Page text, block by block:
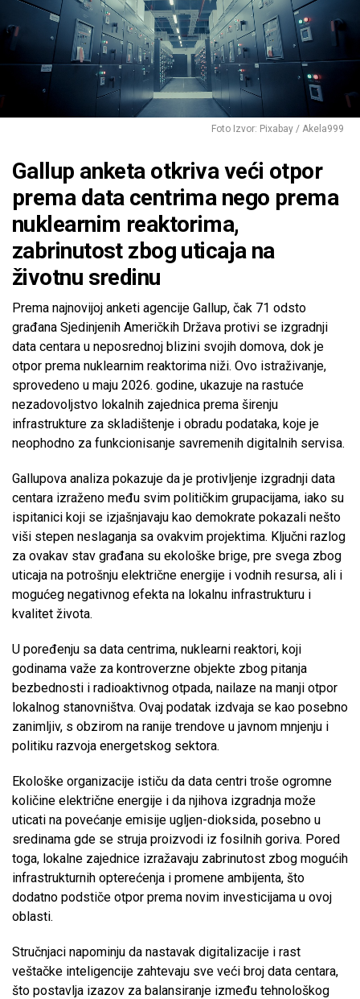
Foto Izvor: Pixabay / Akela999
Gallup anketa otkriva veći otpor
prema data centrima nego prema
nuklearnim reaktorima,
zabrinutost zbog uticaja na
životnu sredinu
Prema najnovijoj anketi agencije Gallup, čak 71 odsto
građana Sjedinjenih Američkih Država protivi se izgradnji
data centara u neposrednoj blizini svojih domova, dok je
otpor prema nuklearnim reaktorima niži. Ovo istraživanje,
sprovedeno u maju 2026. godine, ukazuje na rastuće
nezadovoljstvo lokalnih zajednica prema širenju
infrastrukture za skladištenje i obradu podataka, koje je
neophodno za funkcionisanje savremenih digitalnih servisa.
Gallupova analiza pokazuje da je protivljenje izgradnji data
centara izraženo među svim političkim grupacijama, iako su
ispitanici koji se izjašnjavaju kao demokrate pokazali nešto
viši stepen neslaganja sa ovakvim projektima. Ključni razlog
za ovakav stav građana su ekološke brige, pre svega zbog
uticaja na potrošnju električne energije i vodnih resursa, ali i
mogućeg negativnog efekta na lokalnu infrastrukturu i
kvalitet života.
U poređenju sa data centrima, nuklearni reaktori, koji
godinama važe za kontroverzne objekte zbog pitanja
bezbednosti i radioaktivnog otpada, nailaze na manji otpor
lokalnog stanovništva. Ovaj podatak izdvaja se kao posebno
zanimljiv, s obzirom na ranije trendove u javnom mnjenju i
politiku razvoja energetskog sektora.
Ekološke organizacije ističu da data centri troše ogromne
količine električne energije i da njihova izgradnja može
uticati na povećanje emisije ugljen-dioksida, posebno u
sredinama gde se struja proizvodi iz fosilnih goriva. Pored
toga, lokalne zajednice izražavaju zabrinutost zbog mogućih
infrastrukturnih opterećenja i promene ambijenta, što
dodatno podstiče otpor prema novim investicijama u ovoj
oblasti.
Stručnjaci napominju da nastavak digitalizacije i rast
veštačke inteligencije zahtevaju sve veći broj data centara,
što postavlja izazov za balansiranje između tehnološkog